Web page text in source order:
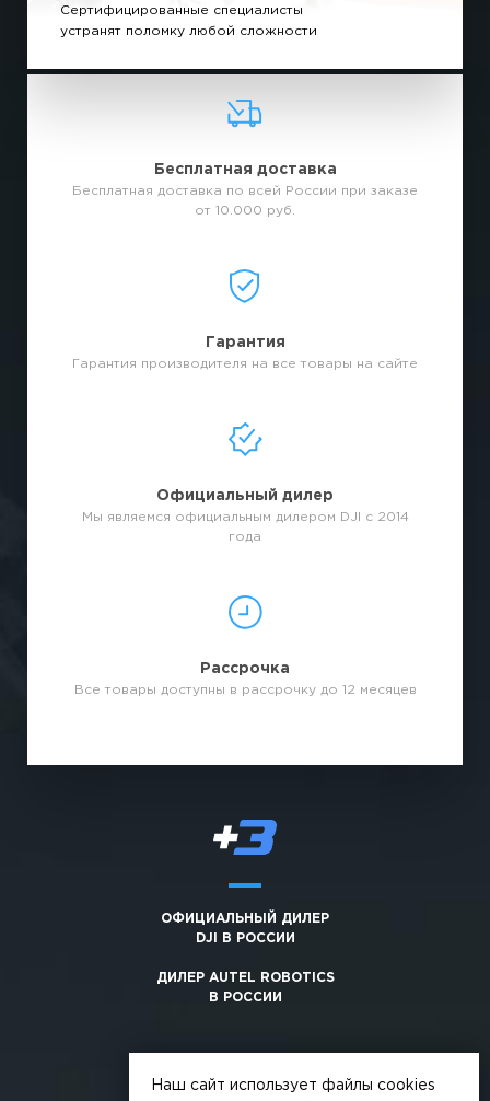
Сертифицированные специалисты
устранят поломку любой сложности
Бесплатная доставка
Бесплатная доставка по всей России при заказе
от 10.000 руб.
Гарантия
Гарантия производителя на все товары на сайте
Официальный дилер
Мы являемся официальным дилером DJI с 2014
года
Рассрочка
Все товары доступны в рассрочку до 12 месяцев
ОФИЦИАЛЬНЫЙ ДИЛЕР
DJI В РОССИИ
ДИЛЕР AUTEL ROBOTICS
В РОССИИ
Наш сайт использует файлы cookies